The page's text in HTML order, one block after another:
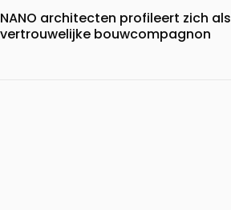
NANO architecten profileert zich als
vertrouwelijke bouwcompagnon